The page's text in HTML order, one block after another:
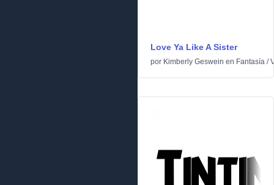
Love Ya Like A Sister
por Kimberly Geswein en Fantasía /